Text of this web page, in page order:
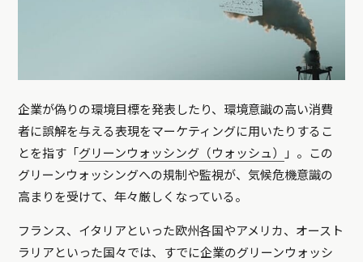
企業が偽りの環境目標を発表したり、環境意識の高い消費
者に誤解を与える表現をマーケティングに用いたりするこ
とを指す「 グリーンウォッシング（ウォッシュ）
」。この
グリーンウォッシングへの規制や監視が、気候危機意識の
高まりを受けて、年々厳しくなっている。
フランス、イタリアといった欧州各国やアメリカ、オースト
ラリアといった国々では、すでに企業のグリーンウォッシ